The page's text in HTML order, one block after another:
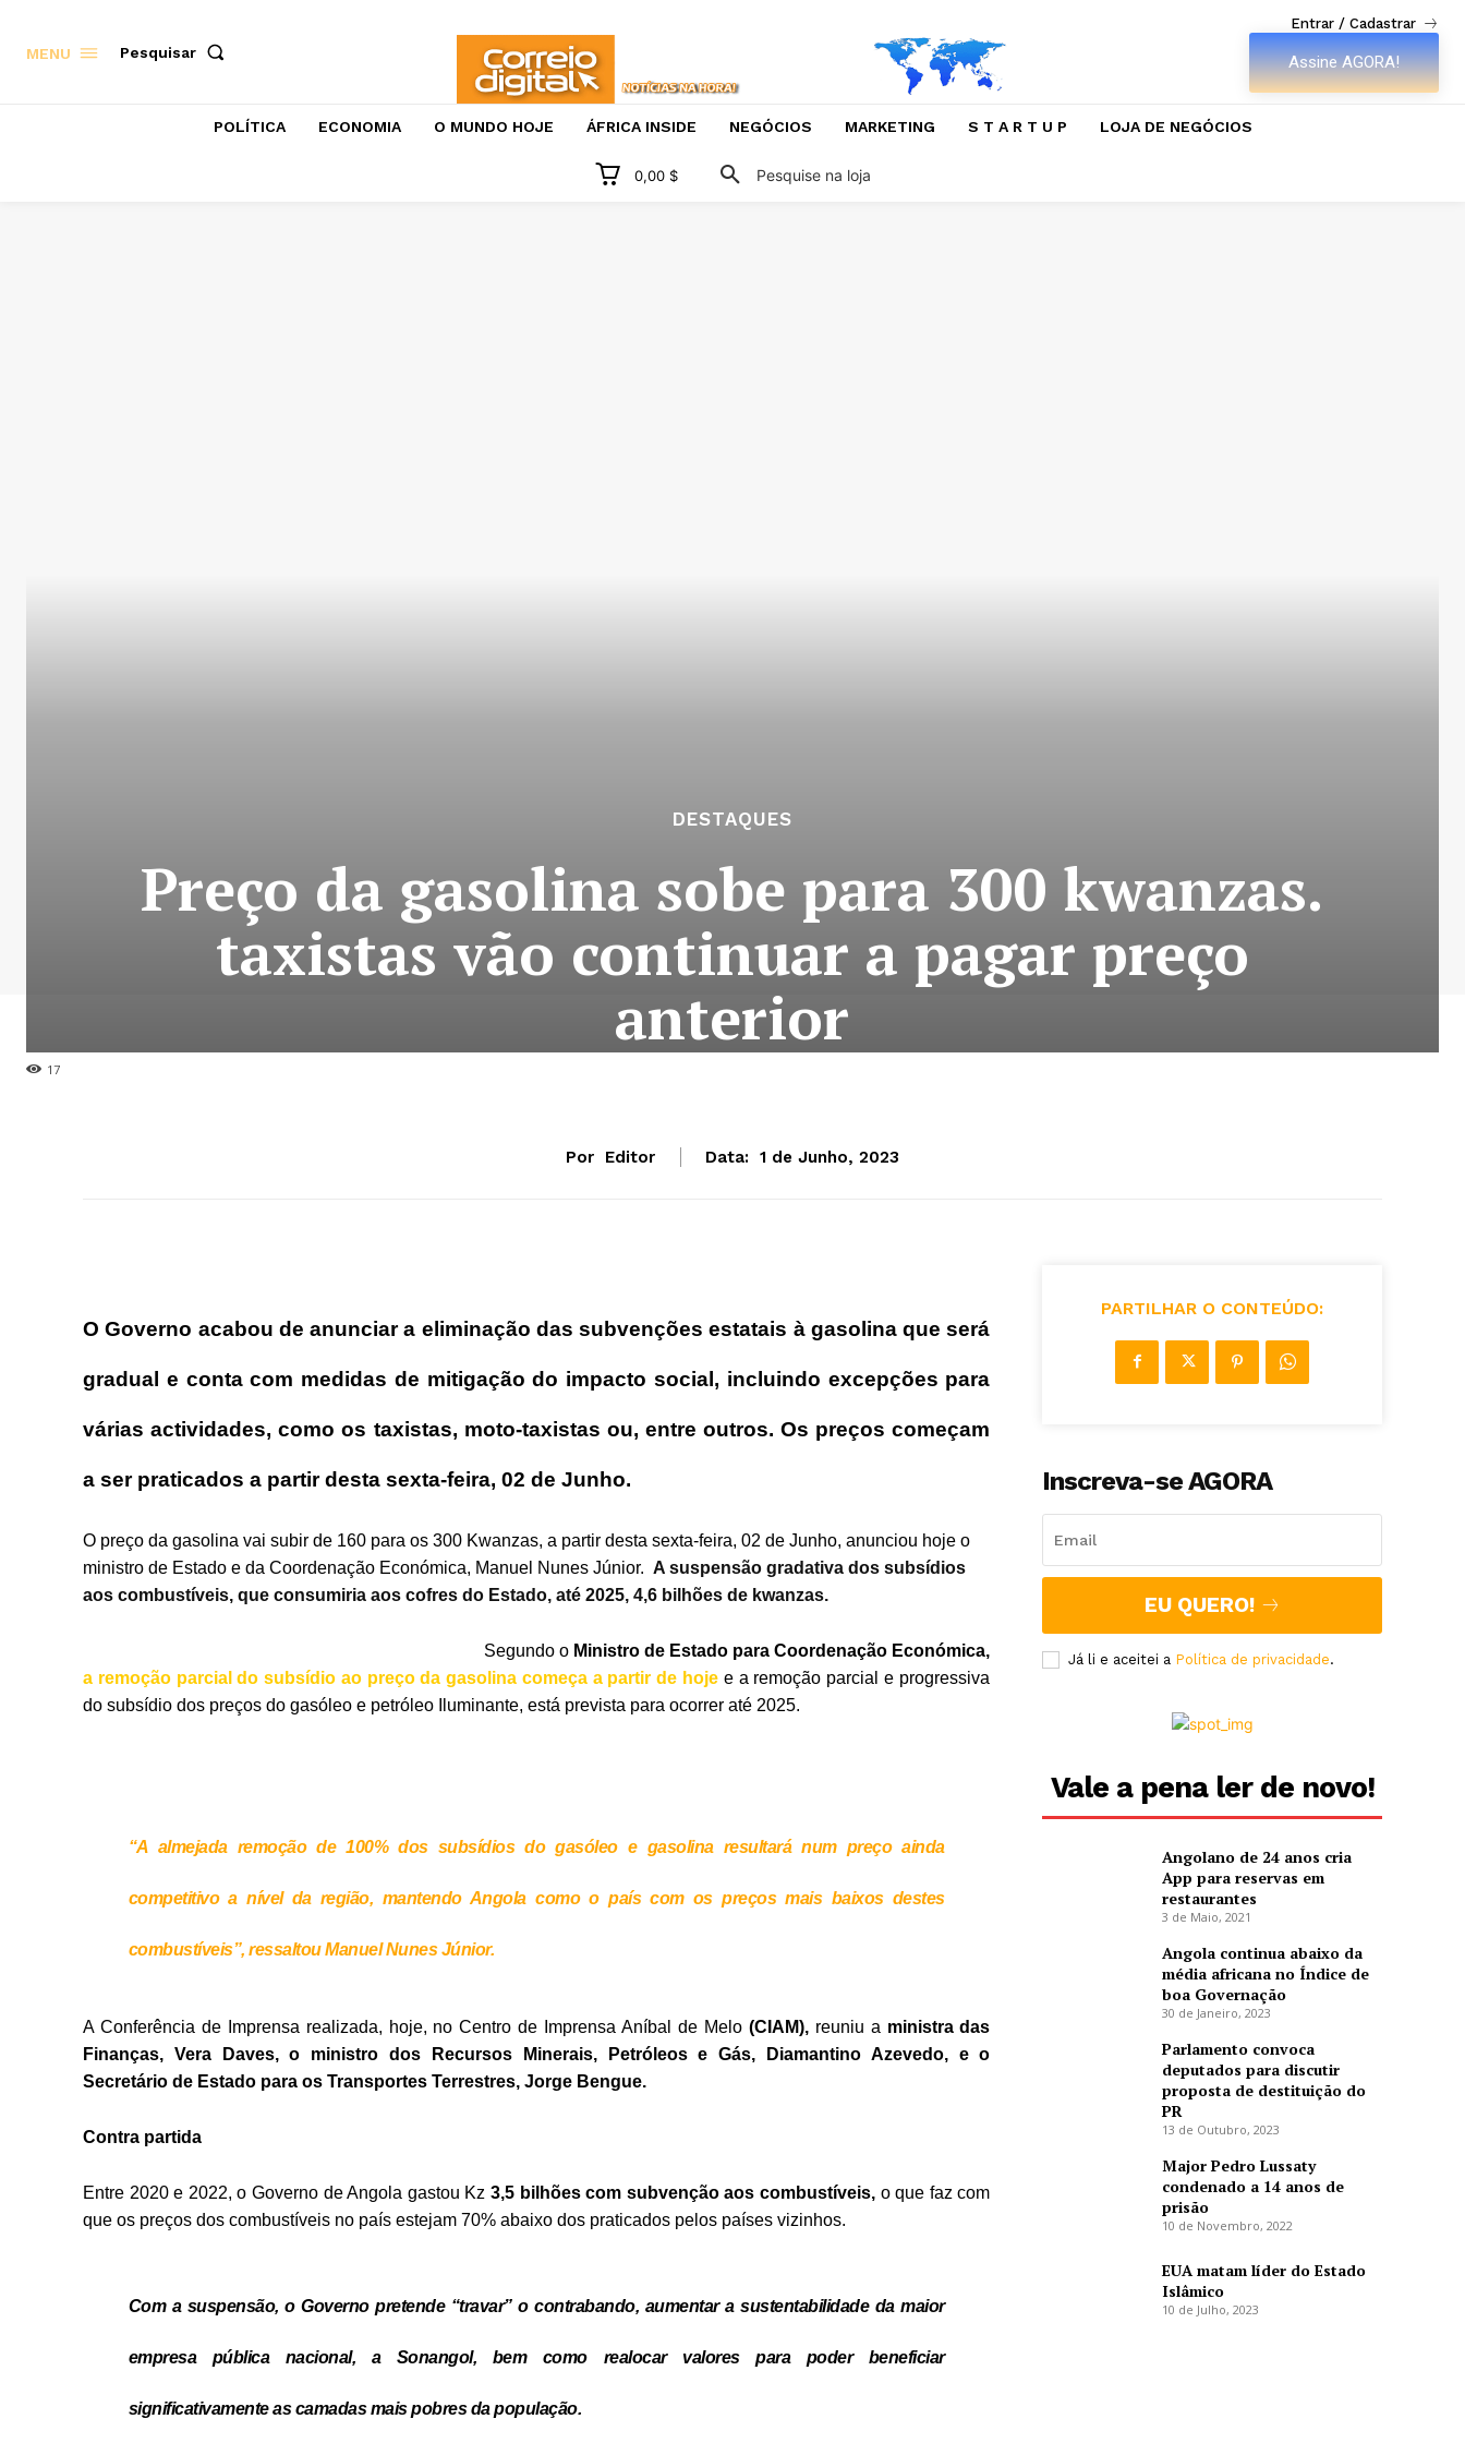
MENU Pesquisar
Entrar / Cadastrar
Assine AGORA!
POLÍTICA ECONOMIA O MUNDO HOJE ÁFRICA INSIDE NEGÓCIOS MARKETING S T A R T U P LOJA DE NEGÓCIOS
0,00 $ Pesquise na loja
17
DESTAQUES
Preço da gasolina sobe para 300 kwanzas.
taxistas vão continuar a pagar preço
anterior
Por Editor Data: 1 de Junho, 2023
O Governo acabou de anunciar a eliminação das subvenções estatais à gasolina que será
gradual e conta com medidas de mitigação do impacto social, incluindo excepções para
várias actividades, como os taxistas, moto-taxistas ou, entre outros. Os preços começam
a ser praticados a partir desta sexta-feira, 02 de Junho.
O preço da gasolina vai subir de 160 para os 300 Kwanzas, a partir desta sexta-feira, 02 de Junho, anunciou hoje o
ministro de Estado e da Coordenação Económica, Manuel Nunes Júnior. A suspensão gradativa dos subsídios
aos combustíveis, que consumiria aos cofres do Estado, até 2025, 4,6 bilhões de kwanzas.
Segundo o Ministro de Estado para Coordenação Económica,
a remoção parcial do subsídio ao preço da gasolina começa a partir de hoje e a remoção parcial e progressiva
do subsídio dos preços do gasóleo e petróleo Iluminante, está prevista para ocorrer até 2025.
“A almejada remoção de 100% dos subsídios do gasóleo e gasolina resultará num preço ainda
competitivo a nível da região, mantendo Angola como o país com os preços mais baixos destes
combustíveis”, ressaltou Manuel Nunes Júnior.
A Conferência de Imprensa realizada, hoje, no Centro de Imprensa Aníbal de Melo (CIAM),reuniu a ministra das
Finanças, Vera Daves, o ministro dos Recursos Minerais, Petróleos e Gás, Diamantino Azevedo, e o
Secretário de Estado para os Transportes Terrestres, Jorge Bengue.
Contra partida
Entre 2020 e 2022, o Governo de Angola gastou Kz 3,5 bilhões com subvenção aos combustíveis, o que faz com
que os preços dos combustíveis no país estejam 70% abaixo dos praticados pelos países vizinhos.
Com a suspensão, o Governo pretende “travar” o contrabando, aumentar a sustentabilidade da maior
empresa pública nacional, a Sonangol, bem como realocar valores para poder beneficiar
significativamente as camadas mais pobres da população.
PARTILHAR O CONTEÚDO:
Inscreva-se AGORA
EU QUERO!
Já li e aceitei a Política de privacidade.
Vale a pena ler de novo!
Angolano de 24 anos cria
App para reservas em
restaurantes
3 de Maio, 2021
Angola continua abaixo da
média africana no Índice de
boa Governação
30 de Janeiro, 2023
Parlamento convoca
deputados para discutir
proposta de destituição do
PR
13 de Outubro, 2023
Major Pedro Lussaty
condenado a 14 anos de
prisão
10 de Novembro, 2022
EUA matam líder do Estado
Islâmico
10 de Julho, 2023